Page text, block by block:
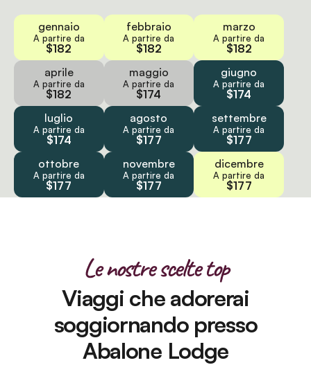
gennaio
A partire da
$182
febbraio
A partire da
$182
marzo
A partire da
$182
aprile
A partire da
$182
maggio
A partire da
$174
giugno
A partire da
$174
luglio
A partire da
$174
agosto
A partire da
$177
settembre
A partire da
$177
ottobre
A partire da
$177
novembre
A partire da
$177
dicembre
A partire da
$177
Le nostre scelte top
Viaggi che adorerai
soggiornando presso
Abalone Lodge